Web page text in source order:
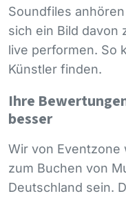
Soundfiles
sich ein Bild davon
live performen. So
Künstler finden.
Ihre
besser
Wir von Eventzone
zum Buchen von
Deutschland sein.